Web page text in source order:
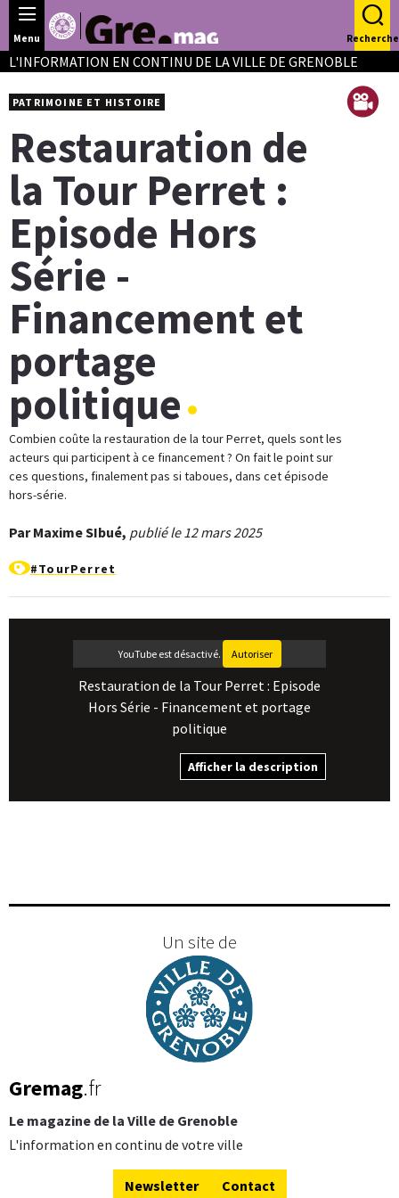
Panneau de gestion des cookies
Menu Recherche
L'INFORMATION EN CONTINU DE LA VILLE DE GRENOBLE
Restauration de
la Tour Perret :
Episode Hors
Série -
Financement et
portage
politique
Combien coûte la restauration de la tour Perret, quels sont les
acteurs qui participent à ce financement ? On fait le point sur
ces questions, finalement pas si taboues, dans cet épisode
hors-série.
PATRIMOINE ET HISTOIRE
Par Maxime SIbué, publié le 12 mars 2025
#TourPerret
YouTube est désactivé. Autoriser
Restauration de la Tour Perret : Episode
Hors Série - Financement et portage
politique
Afficher la description
Un site de
Gremag.fr
Le magazine de la Ville de Grenoble
L'information en continu de votre ville
Newsletter Contact